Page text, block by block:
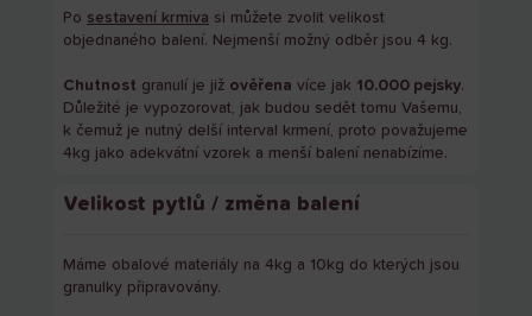
Po sestavení krmiva si můžete zvolit velikost
objednaného balení. Nejmenší možný odběr jsou 4 kg.
Chutnost granulí je již ověřena více jak 10.000 pejsky.
Důležité je vypozorovat, jak budou sedět tomu Vašemu,
k čemuž je nutný delší interval krmení, proto považujeme
4kg jako adekvátní vzorek a menší balení nenabízíme.
Velikost pytlů / změna balení
Máme obalové materiály na 4kg a 10kg do kterých jsou
granulky připravovány.